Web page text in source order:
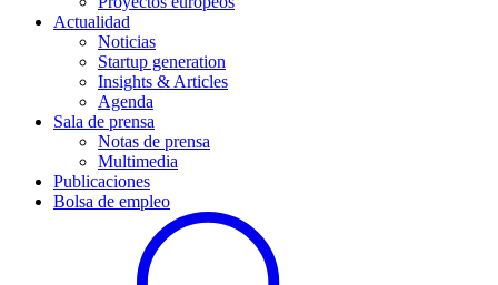
Actualidad
Noticias
Startup generation
Insights & Articles
Agenda
Sala de prensa
Notas de prensa
Multimedia
Publicaciones
Bolsa de empleo